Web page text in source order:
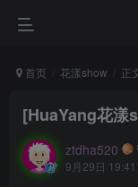
首页 花漾show 正
[HuaYang花漾
ztdha520
9月29日